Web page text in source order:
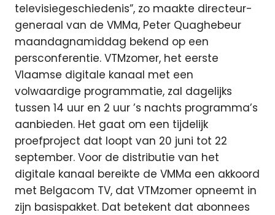
televisiegeschiedenis”, zo maakte directeur-
generaal van de VMMa, Peter Quaghebeur
maandagnamiddag bekend op een
persconferentie. VTMzomer, het eerste
Vlaamse digitale kanaal met een
volwaardige programmatie, zal dagelijks
tussen 14 uur en 2 uur ’s nachts programma’s
aanbieden. Het gaat om een tijdelijk
proefproject dat loopt van 20 juni tot 22
september. Voor de distributie van het
digitale kanaal bereikte de VMMa een akkoord
met Belgacom TV, dat VTMzomer opneemt in
zijn basispakket. Dat betekent dat abonnees